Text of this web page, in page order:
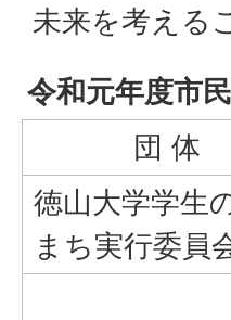
未来を考える
令和元年度市
団 体
徳山大学学生
まち実行委員